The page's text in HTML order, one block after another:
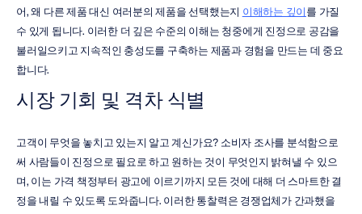
어, 왜 다른 제품 대신 여러분의 제품을 선택했는지 이해하는 깊이를 가질
수 있게 됩니다. 이러한 더 깊은 수준의 이해는 청중에게 진정으로 공감을
불러일으키고 지속적인 충성도를 구축하는 제품과 경험을 만드는 데 중요
합니다.
시장 기회 및 격차 식별
고객이 무엇을 놓치고 있는지 알고 계신가요? 소비자 조사를 분석함으로
써 사람들이 진정으로 필요로 하고 원하는 것이 무엇인지 밝혀낼 수 있으
며, 이는 가격 책정부터 광고에 이르기까지 모든 것에 대해 더 스마트한 결
정을 내릴 수 있도록 도와줍니다. 이러한 통찰력은 경쟁업체가 간과했을